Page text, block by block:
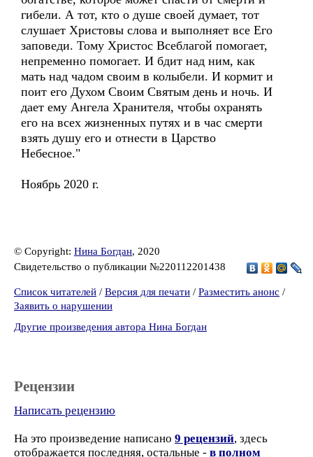
гибели. А тот, кто о душе своей думает, тот
слушает Христовы слова и выполняет все Его
заповеди. Тому Христос Всеблагой помогает,
непременно помогает. И бдит над ним, как
мать над чадом своим в колыбели. И кормит и
поит его Духом Своим Святым день и ночь. И
дает ему Ангела Хранителя, чтобы охранять
его на всех жизненных путях и в час смерти
взять душу его и отнести в Царство
Небесное."
Ноябрь 2020 г.
© Copyright: Нина Богдан, 2020
Свидетельство о публикации №220112201438
Список читателей / Версия для печати / Разместить анонс /
Заявить о нарушении
Другие произведения автора Нина Богдан
Рецензии
Написать рецензию
На это произведение написано 9 рецензий, здесь
отображается последняя, остальные - в полном